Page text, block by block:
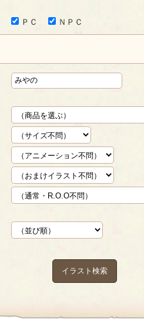
ＰＣ ＮＰＣ
イラスト検索